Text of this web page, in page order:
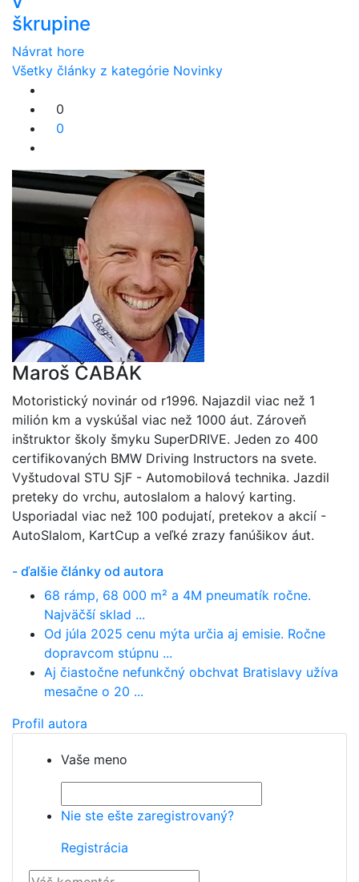
škrupine
Návrat hore
Všetky články z kategórie Novinky
0
0
Maroš ČABÁK
Motoristický novinár od r1996. Najazdil viac než 1
milión km a vyskúšal viac než 1000 áut. Zároveň
inštruktor školy šmyku SuperDRIVE. Jeden zo 400
certifikovaných BMW Driving Instructors na svete.
Vyštudoval STU SjF - Automobilová technika. Jazdil
preteky do vrchu, autoslalom a halový karting.
Usporiadal viac než 100 podujatí, pretekov a akcií -
AutoSlalom, KartCup a veľké zrazy fanúšikov áut.
- ďalšie články od autora
68 rámp, 68 000 m² a 4M pneumatík ročne.
Najväčší sklad ...
Od júla 2025 cenu mýta určia aj emisie. Ročne
dopravcom stúpnu ...
Aj čiastočne nefunkčný obchvat Bratislavy užíva
mesačne o 20 ...
Profil autora
Vaše meno
Nie ste ešte zaregistrovaný?
Registrácia